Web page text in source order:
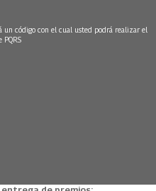
un código con el cual usted podrá realizar el
PQRS